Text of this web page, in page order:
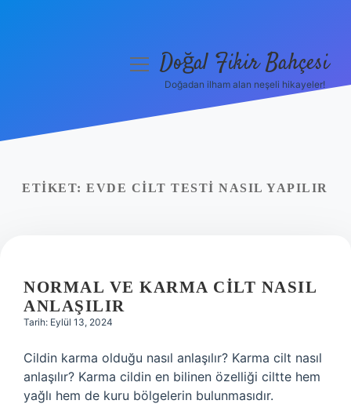
Yasal Uyarı
menüyüDoğal Fikir Bahçesi
Doğadan ilham alan neşeli hikayeler!
ETIKET: EVDE CILT TESTI NASIL YAPILIR
NORMAL VE KARMA CILT NASIL
ANLAŞILIR
Tarih: Eylül 13, 2024
Cildin karma olduğu nasıl anlaşılır? Karma cilt nasıl
anlaşılır? Karma cildin en bilinen özelliği ciltte hem
yağlı hem de kuru bölgelerin bulunmasıdır.